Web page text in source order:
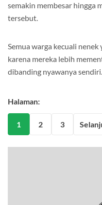
semakin membesar hingga
tersebut.
Semua warga kecuali
karena mereka lebih
dibanding nyawanya sendiri.
Halaman:
1 2 3